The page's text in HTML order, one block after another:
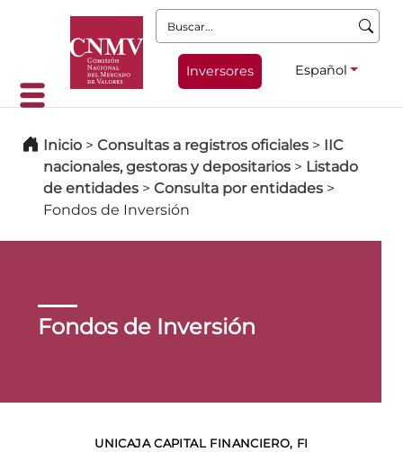
Buscar:
Inversores Español
Inicio > Consultas a registros oficiales > IIC
nacionales, gestoras y depositarios > Listado
de entidades > Consulta por entidades >
Fondos de Inversión
Fondos de Inversión
UNICAJA CAPITAL FINANCIERO, FI